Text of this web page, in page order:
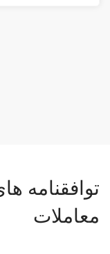
توافقنامه
معاملات